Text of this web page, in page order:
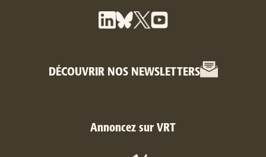
DÉCOUVRIR NOS NEWSLETTERS
Annoncez sur VRT